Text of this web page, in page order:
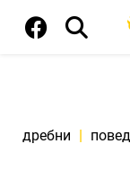
дребни |